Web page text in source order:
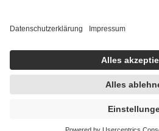
getroffen, um sicherzustellen, dass es
https://help.etrusted.com/hc/de/
Einige Bilder und Inhalte wurden